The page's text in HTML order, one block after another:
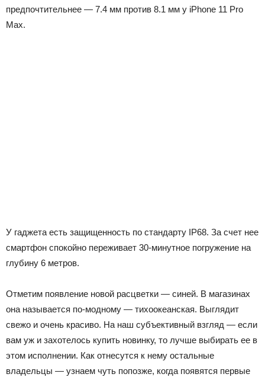
предпочтительнее — 7.4 мм против 8.1 мм у iPhone 11 Pro
Max.
У гаджета есть защищенность по стандарту IP68. За счет нее
смартфон спокойно переживает 30-минутное погружение на
глубину 6 метров.
Отметим появление новой расцветки — синей. В магазинах
она называется по-модному — тихоокеанская. Выглядит
свежо и очень красиво. На наш субъективный взгляд — если
вам уж и захотелось купить новинку, то лучше выбирать ее в
этом исполнении. Как отнесутся к нему остальные
владельцы — узнаем чуть попозже, когда появятся первые